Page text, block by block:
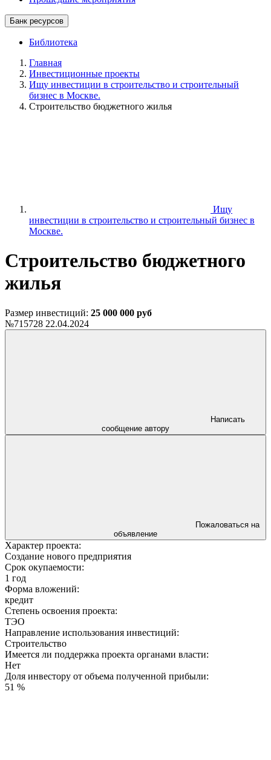
Банк ресурсов
Библиотека
Главная
Инвестиционные проекты
Ищу инвестиции в строительство и строительный
бизнес в Москве.
Строительство бюджетного жилья
Ищу
инвестиции в строительство и строительный бизнес в
Москве.
Строительство бюджетного
жилья
Размер инвестиций: 25 000 000 руб
№715728 22.04.2024
сообщение автору
объявление
Характер проекта:
Создание нового предприятия
Срок окупаемости:
1 год
Форма вложений:
кредит
Степень освоения проекта:
ТЭО
Направление использования инвестиций:
Строительство
Имеется ли поддержка проекта органами власти:
Нет
Доля инвестору от объема полученной прибыли:
51 %